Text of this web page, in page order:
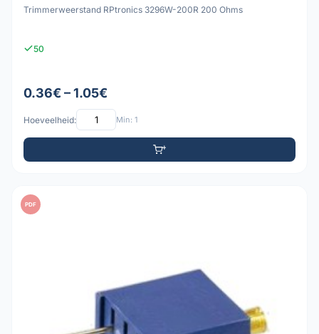
Trimmerweerstand RPtronics 3296W-200R 200 Ohms
50
0.36€ – 1.05€
Hoeveelheid: Min: 1
PDF